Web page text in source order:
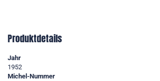
Produktdetails
Jahr
1952
Michel-Nummer